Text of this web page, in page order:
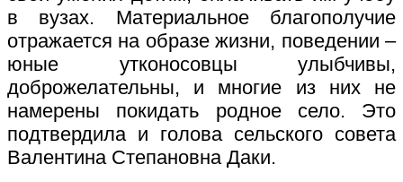
в вузах. Материальное благополучие
отражается на образе жизни, поведении –
юные утконосовцы улыбчивы,
доброжелательны, и многие из них не
намерены покидать родное село. Это
подтвердила и голова сельского совета
Валентина Степановна Даки.